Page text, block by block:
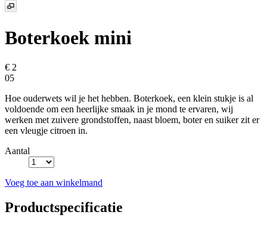
Boterkoek mini
€ 2
05
Hoe ouderwets wil je het hebben. Boterkoek, een klein stukje is al
voldoende om een heerlijke smaak in je mond te ervaren, wij
werken met zuivere grondstoffen, naast bloem, boter en suiker zit er
een vleugje citroen in.
Aantal
Voeg toe aan winkelmand
Productspecificatie